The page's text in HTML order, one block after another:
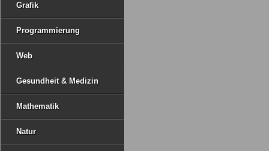
Grafik
Programmierung
Web
Gesundheit & Medizin
Mathematik
Natur